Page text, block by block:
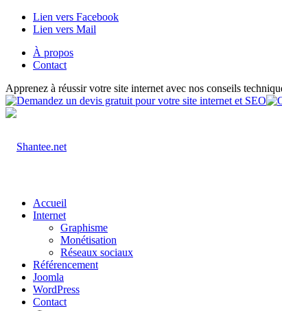
Lien vers Facebook
Lien vers Mail
À propos
Contact
Apprenez à réussir votre site internet avec nos conseils
Accueil
Internet
Graphisme
Monétisation
Réseaux sociaux
Référencement
Joomla
WordPress
Contact